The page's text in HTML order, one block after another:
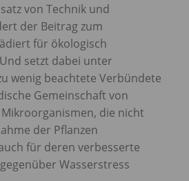
von Technik und
der Beitrag zum
für ökologisch
setzt dabei unter
wenig beachtete Verbündete
Gemeinschaft von
die nicht
der Pflanzen
für deren verbesserte
Wasserstress